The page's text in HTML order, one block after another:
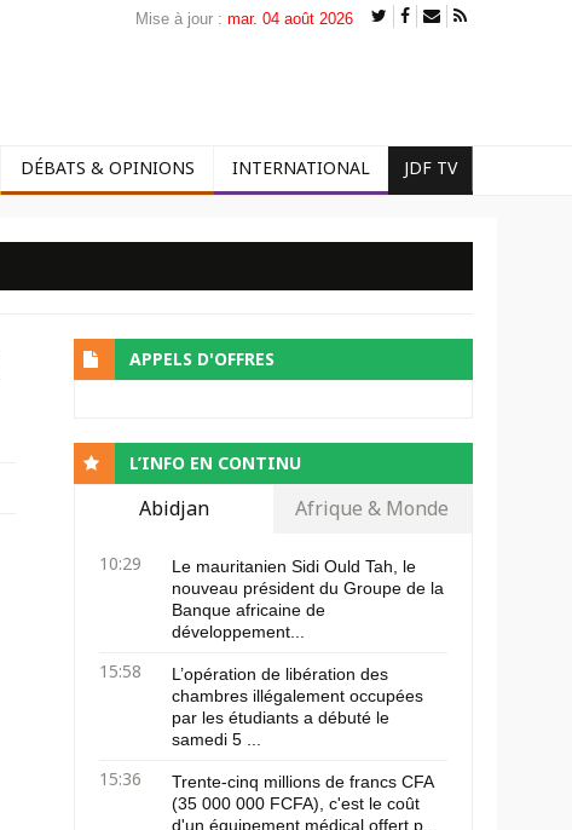
Mise à jour : mar. 04 août 2026
DÉBATS & OPINIONS INTERNATIONAL JDF TV
APPELS D'OFFRES
L’INFO EN CONTINU
Abidjan Afrique & Monde
10:29
Le mauritanien Sidi Ould Tah, le
nouveau président du Groupe de la
Banque africaine de
développement...
15:58
L’opération de libération des
chambres illégalement occupées
par les étudiants a débuté le
samedi 5 ...
15:36
Trente-cinq millions de francs CFA
(35 000 000 FCFA), c'est le coût
d'un équipement médical offert p...